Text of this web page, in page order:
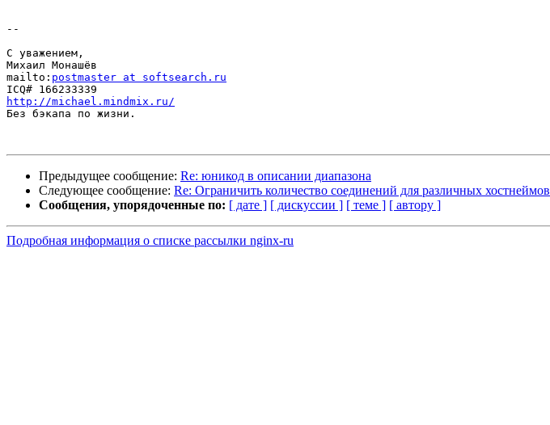
--
С уважением,
Михаил Монашёв
mailto: postmaster at softsearch.ru
http://michael.mindmix.ru/
Без бэкапа по жизни.
Предыдущее сообщение: Re: юникод в описании диапазона
Следующее сообщение: Re: Ограничить количество соединений для различных хостнеймов
Сообщения, упорядоченные по: [ дате ] [ дискуссии ] [ теме ] [ автору ]
Подробная информация о списке рассылки nginx-ru